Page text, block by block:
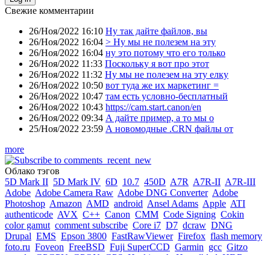
Свежие комментарии
26/Ноя/2022 16:10 Ну так дайте файлов, вы
26/Ноя/2022 16:04 > Ну мы не полезем на эту
26/Ноя/2022 16:04 ну это потому что его только
26/Ноя/2022 11:33 Поскольку я вот про этот
26/Ноя/2022 11:32 Ну мы не полезем на эту елку
26/Ноя/2022 10:50 вот туда же их маркетинг =
26/Ноя/2022 10:47 там есть условно-бесплатный
26/Ноя/2022 10:43 https://cam.start.canon/en
26/Ноя/2022 09:34 А дайте пример, а то мы о
25/Ноя/2022 23:59 А новомодные .CRN файлы от
more
Облако тэгов
5D Mark II 5D Mark IV 6D 10.7 450D A7R A7R-II A7R-III
Adobe Adobe Camera Raw Adobe DNG Converter Adobe
Photoshop Amazon AMD android Ansel Adams Apple ATI
authenticode AVX C++ Canon CMM Code Signing Cokin
color gamut comment subscribe Core i7 D7 dcraw DNG
Drupal EMS Epson 3800 FastRawViewer Firefox flash memory
foto.ru Foveon FreeBSD Fuji SuperCCD Garmin gcc Gitzo